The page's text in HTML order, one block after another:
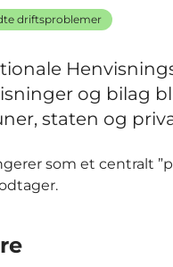
driftsproblemer
og bilag
staten og
som et centralt